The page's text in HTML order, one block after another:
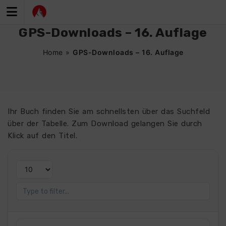
Inhalt
GPS-Downloads – 16. Auflage
Home » GPS-Downloads – 16. Auflage
Ihr Buch finden Sie am schnellsten über das Suchfeld
über der Tabelle. Zum Download gelangen Sie durch
Klick auf den Titel.